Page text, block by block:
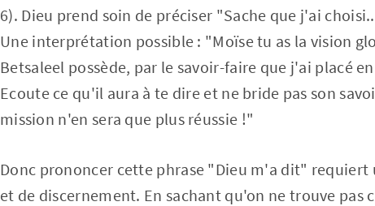
6). Dieu prend soin de préciser "Sache que j'ai
Une interprétation possible : "Moïse tu as la vision
Betsaleel possède, par le savoir-faire que j'ai placé
Ecoute ce qu'il aura à te dire et ne bride pas son
mission n'en sera que plus réussie !"
Donc prononcer cette phrase "Dieu m'a dit"
et de discernement. En sachant qu'on ne trouve pas